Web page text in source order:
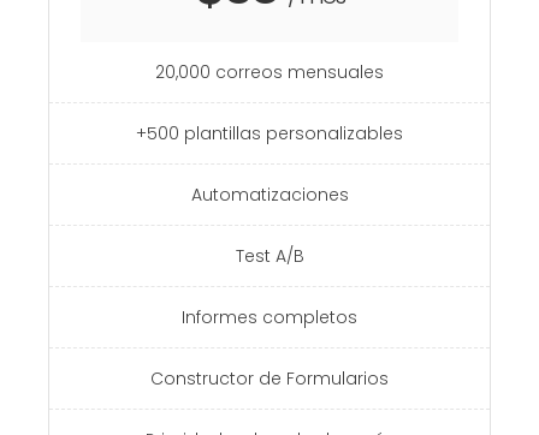
20,000 correos mensuales
+500 plantillas personalizables
Automatizaciones
Test A/B
Informes completos
Constructor de Formularios